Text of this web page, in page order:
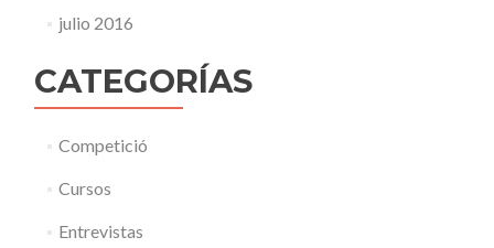
julio 2016
CATEGORÍAS
Competició
Cursos
Entrevistas